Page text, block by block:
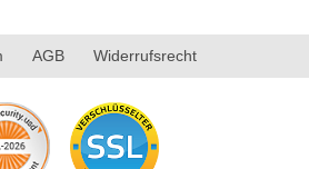
AGB Widerrufsrecht